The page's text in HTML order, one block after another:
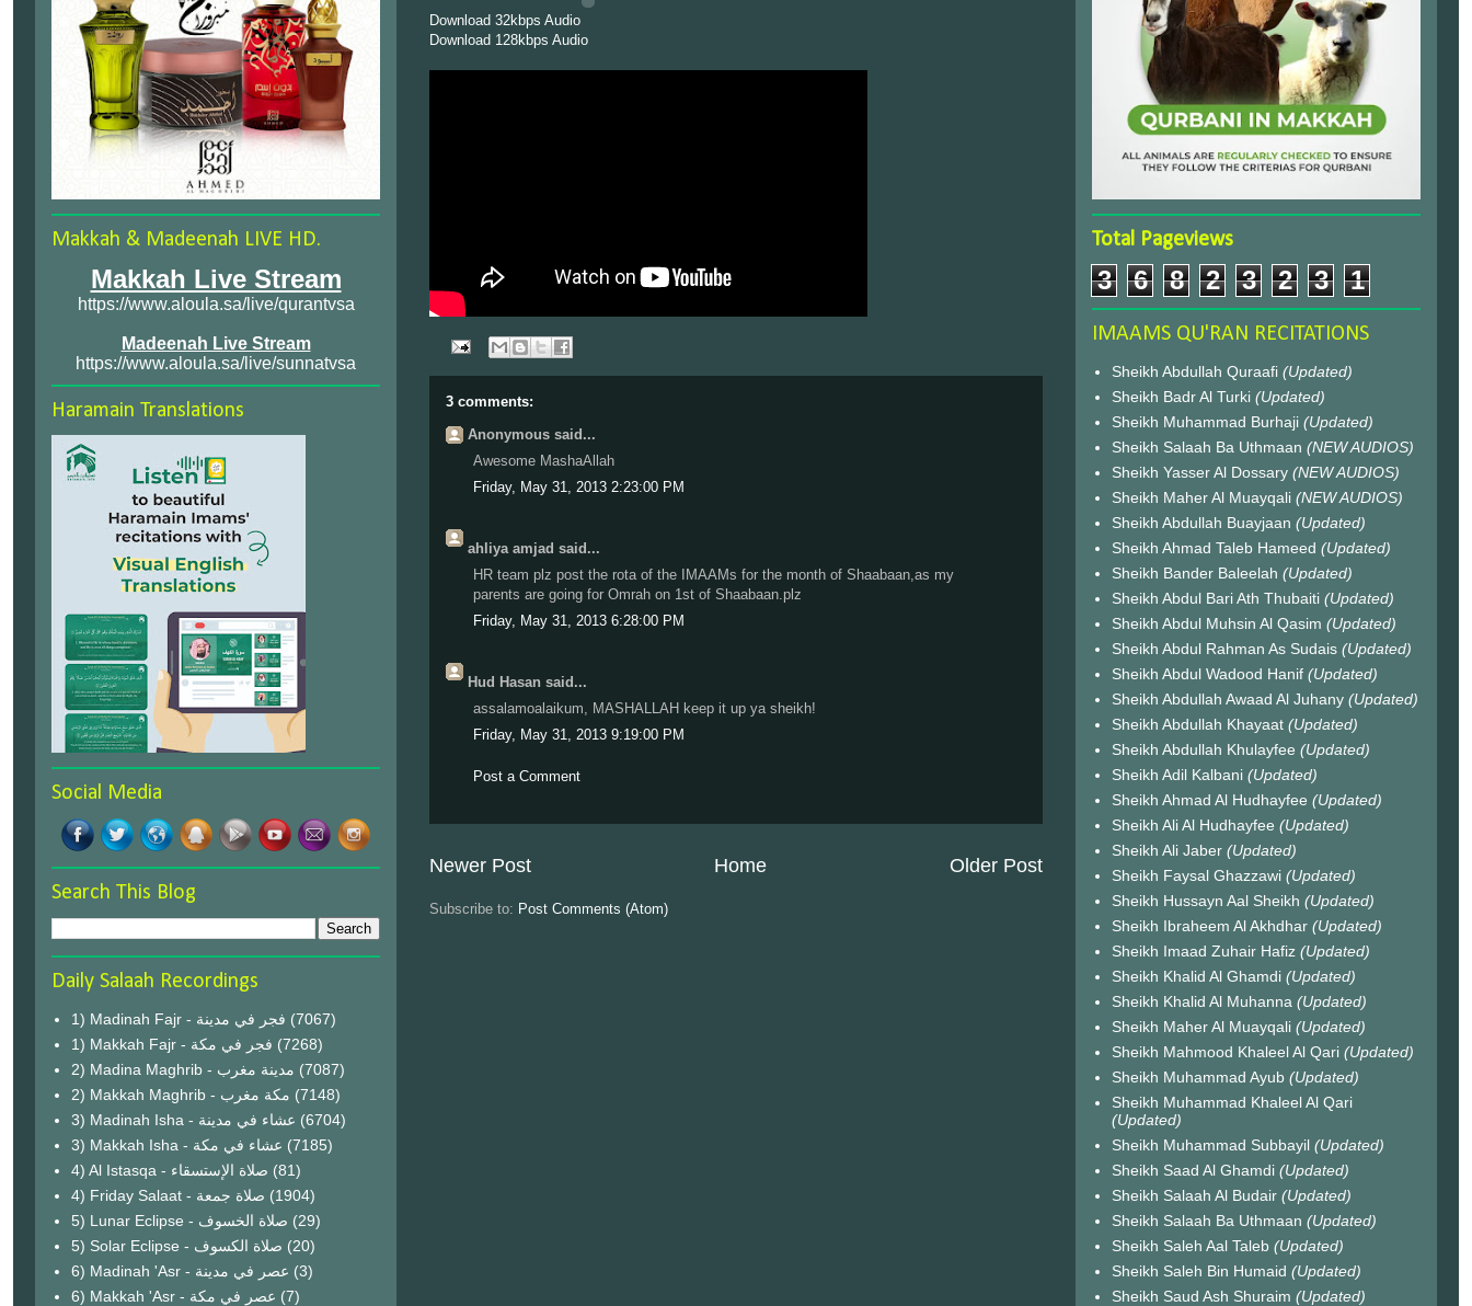
Download 32kbps Audio
Download 128kbps Audio
3 comments:
Anonymous said...
Awesome MashaAllah
Friday, May 31, 2013 2:23:00 PM
ahliya amjad said...
HR team plz post the rota of the IMAAMs for the month of Shaabaan,as my
parents are going for Omrah on 1st of Shaabaan.plz
Friday, May 31, 2013 6:28:00 PM
Hud Hasan said...
assalamoalaikum, MASHALLAH keep it up ya sheikh!
Friday, May 31, 2013 9:19:00 PM
Post a Comment
Newer Post Older Post
Home
Subscribe to: Post Comments (Atom)
Makkah & Madeenah LIVE HD.
Makkah Live Stream
https://www.aloula.sa/live/qurantvsa
Madeenah Live Stream
https://www.aloula.sa/live/sunnatvsa
Haramain Translations
Social Media
Search This Blog
Daily Salaah Recordings
1) Madinah Fajr - فجر في مدينة (7067)
1) Makkah Fajr - فجر في مكة (7268)
2) Madina Maghrib - مدينة مغرب (7087)
2) Makkah Maghrib - مكة مغرب (7148)
3) Madinah Isha - عشاء في مدينة (6704)
3) Makkah Isha - عشاء في مكة (7185)
4) Al Istasqa - صلاة الإستسقاء (81)
4) Friday Salaat - صلاة جمعة (1904)
5) Lunar Eclipse - صلاة الخسوف (29)
(20)
6) Madinah 'Asr - عصر في مدينة (3)
6) Makkah 'Asr - عصر في مكة (7)
Total Pageviews
3 6 8 2 3 2 3 1
IMAAMS QU'RAN RECITATIONS
Sheikh Abdullah Quraafi (Updated)
Sheikh Badr Al Turki (Updated)
Sheikh Muhammad Burhaji (Updated)
Sheikh Salaah Ba Uthmaan (NEW AUDIOS)
Sheikh Yasser Al Dossary (NEW AUDIOS)
Sheikh Maher Al Muayqali (NEW AUDIOS)
Sheikh Abdullah Buayjaan (Updated)
Sheikh Ahmad Taleb Hameed (Updated)
Sheikh Bander Baleelah (Updated)
Sheikh Abdul Bari Ath Thubaiti (Updated)
Sheikh Abdul Muhsin Al Qasim (Updated)
Sheikh Abdul Rahman As Sudais (Updated)
Sheikh Abdul Wadood Hanif (Updated)
Sheikh Abdullah Awaad Al Juhany (Updated)
Sheikh Abdullah Khayaat (Updated)
Sheikh Abdullah Khulayfee (Updated)
Sheikh Adil Kalbani (Updated)
Sheikh Ahmad Al Hudhayfee (Updated)
Sheikh Ali Al Hudhayfee (Updated)
Sheikh Ali Jaber (Updated)
Sheikh Faysal Ghazzawi (Updated)
Sheikh Hussayn Aal Sheikh (Updated)
Sheikh Ibraheem Al Akhdhar (Updated)
Sheikh Imaad Zuhair Hafiz (Updated)
Sheikh Khalid Al Ghamdi (Updated)
Sheikh Khalid Al Muhanna (Updated)
Sheikh Maher Al Muayqali (Updated)
Sheikh Mahmood Khaleel Al Qari (Updated)
Sheikh Muhammad Ayub (Updated)
Sheikh Muhammad Khaleel Al Qari
(Updated)
Sheikh Muhammad Subbayil (Updated)
Sheikh Saad Al Ghamdi (Updated)
Sheikh Salaah Al Budair (Updated)
Sheikh Salaah Ba Uthmaan (Updated)
Sheikh Saleh Aal Taleb (Updated)
Sheikh Saleh Bin Humaid (Updated)
Sheikh Saud Ash Shuraim (Updated)